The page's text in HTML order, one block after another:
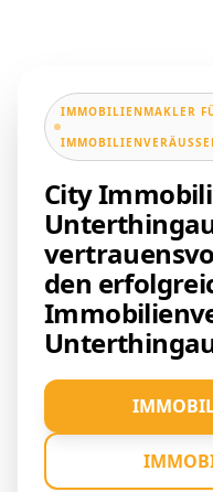
IMMOBILIENMAKLER
City
den